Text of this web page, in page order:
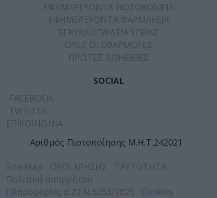
ΕΦΗΜΕΡΕΥΟΝΤΑ ΝΟΣΟΚΟΜΕΙΑ
ΕΦΗΜΕΡΕΥΟΝΤΑ ΦΑΡΜΑΚΕΙΑ
ΕΓΚΥΚΛΟΠΑΙΔΕΙΑ ΥΓΕΙΑΣ
ΟΛΕΣ ΟΙ ΕΦΑΡΜΟΓΕΣ
ΠΡΩΤΕΣ ΒΟΗΘΕΙΕΣ
SOCIAL
FACEBOOK
TWITTER
ΕΠΙΚΟΙΝΩΝΙΑ
Αριθμός Πιστοποίησης Μ.Η.Τ.242021
Site Map ΟΡΟΙ ΧΡΗΣΗΣ
ΤΑΥΤΟΤΗΤΑ
Πολιτική απορρήτου
Πληροφορίες α.27 Ν.5253/2025
Cookies